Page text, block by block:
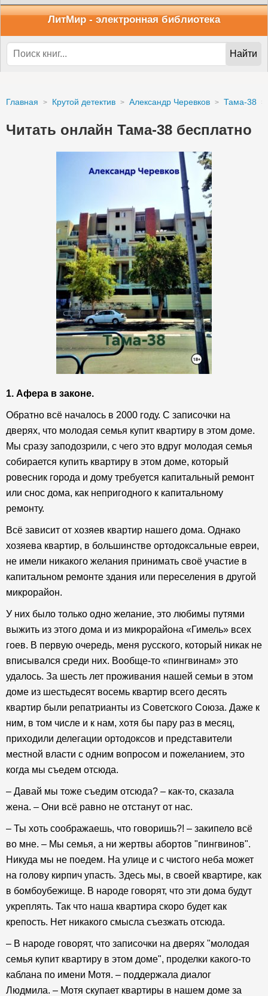
ЛитМир - электронная библиотека
Найти
Главная Крутой детектив Александр Черевков Тама-38
Читать онлайн Тама-38 бесплатно
1. Афера в законе.
Обратно всё началось в 2000 году. С записочки на
дверях, что молодая семья купит квартиру в этом доме.
Мы сразу заподозрили, с чего это вдруг молодая семья
собирается купить квартиру в этом доме, который
ровесник города и дому требуется капитальный ремонт
или снос дома, как непригодного к капитальному
ремонту.
Всё зависит от хозяев квартир нашего дома. Однако
хозяева квартир, в большинстве ортодоксальные евреи,
не имели никакого желания принимать своё участие в
капитальном ремонте здания или переселения в другой
микрорайон.
У них было только одно желание, это любимы путями
выжить из этого дома и из микрорайона «Гимель» всех
гоев. В первую очередь, меня русского, который никак не
вписывался среди них. Вообще-то «пингвинам» это
удалось. За шесть лет проживания нашей семьи в этом
доме из шестьдесят восемь квартир всего десять
квартир были репатрианты из Советского Союза. Даже к
ним, в том числе и к нам, хотя бы пару раз в месяц,
приходили делегации ортодоксов и представители
местной власти с одним вопросом и пожеланием, это
когда мы съедем отсюда.
– Давай мы тоже съедим отсюда? – как-то, сказала
жена. – Они всё равно не отстанут от нас.
– Ты хоть соображаешь, что говоришь?! – закипело всё
во мне. – Мы семья, а ни жертвы абортов "пингвинов".
Никуда мы не поедем. На улице и с чистого неба может
на голову кирпич упасть. Здесь мы, в своей квартире, как
в бомбоубежище. В народе говорят, что эти дома будут
укреплять. Так что наша квартира скоро будет как
крепость. Нет никакого смысла съезжать отсюда.
– В народе говорят, что записочки на дверях "молодая
семья купит квартиру в этом доме", проделки какого-то
каблана по имени Мотя. – поддержала диалог
Людмила. – Мотя скупает квартиры в нашем доме за